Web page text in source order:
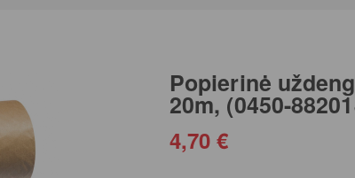
Popierinė
20m, (0450-
4,70 €